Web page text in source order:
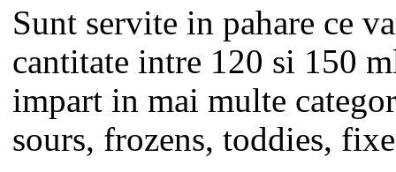
Sunt servite in pahare ce
cantitate intre 120 si 150
impart in mai multe
sours, frozens, toddies,